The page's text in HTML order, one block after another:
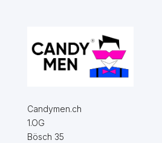
Candymen.ch
1.OG
Bösch 35